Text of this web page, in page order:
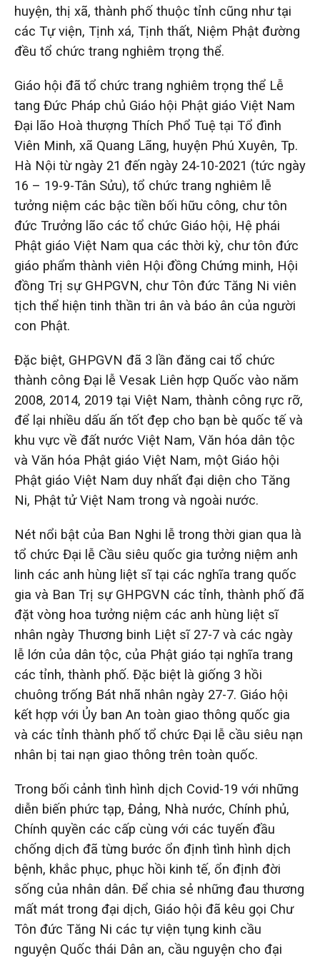
huyện, thị xã, thành phố thuộc tỉnh cũng như tại
các Tự viện, Tịnh xá, Tịnh thất, Niệm Phật đường
đều tổ chức trang nghiêm trọng thể.
Giáo hội đã tổ chức trang nghiêm trọng thể Lễ
tang Đức Pháp chủ Giáo hội Phật giáo Việt Nam
Đại lão Hoà thượng Thích Phổ Tuệ tại Tổ đình
Viên Minh, xã Quang Lãng, huyện Phú Xuyên, Tp.
Hà Nội từ ngày 21 đến ngày 24-10-2021 (tức ngày
16 – 19-9-Tân Sửu), tổ chức trang nghiêm lễ
tưởng niệm các bậc tiền bối hữu công, chư tôn
đức Trưởng lão các tổ chức Giáo hội, Hệ phái
Phật giáo Việt Nam qua các thời kỳ, chư tôn đức
giáo phẩm thành viên Hội đồng Chứng minh, Hội
đồng Trị sự GHPGVN, chư Tôn đức Tăng Ni viên
tịch thể hiện tinh thần tri ân và báo ân của người
con Phật.
Đặc biệt, GHPGVN đã 3 lần đăng cai tổ chức
thành công Đại lễ Vesak Liên hợp Quốc vào năm
2008, 2014, 2019 tại Việt Nam, thành công rực rỡ,
để lại nhiều dấu ấn tốt đẹp cho bạn bè quốc tế và
khu vực về đất nước Việt Nam, Văn hóa dân tộc
và Văn hóa Phật giáo Việt Nam, một Giáo hội
Phật giáo Việt Nam duy nhất đại diện cho Tăng
Ni, Phật tử Việt Nam trong và ngoài nước.
Nét nổi bật của Ban Nghi lễ trong thời gian qua là
tổ chức Đại lễ Cầu siêu quốc gia tưởng niệm anh
linh các anh hùng liệt sĩ tại các nghĩa trang quốc
gia và Ban Trị sự GHPGVN các tỉnh, thành phố đã
đặt vòng hoa tưởng niệm các anh hùng liệt sĩ
nhân ngày Thương binh Liệt sĩ 27-7 và các ngày
lễ lớn của dân tộc, của Phật giáo tại nghĩa trang
các tỉnh, thành phố. Đặc biệt là giống 3 hồi
chuông trống Bát nhã nhân ngày 27-7. Giáo hội
kết hợp với Ủy ban An toàn giao thông quốc gia
và các tỉnh thành phố tổ chức Đại lễ cầu siêu nạn
nhân bị tai nạn giao thông trên toàn quốc.
Trong bối cảnh tình hình dịch Covid-19 với những
diễn biến phức tạp, Đảng, Nhà nước, Chính phủ,
Chính quyền các cấp cùng với các tuyến đầu
chống dịch đã từng bước ổn định tình hình dịch
bệnh, khắc phục, phục hồi kinh tế, ổn định đời
sống của nhân dân. Để chia sẻ những đau thương
mất mát trong đại dịch, Giáo hội đã kêu gọi Chư
Tôn đức Tăng Ni các tự viện tụng kinh cầu
nguyện Quốc thái Dân an, cầu nguyện cho đại